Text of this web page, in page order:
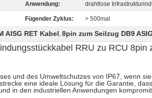
Anwendung: drahtlose
Fügender Zyklus: > 500mal
AISG RET Kabel, 8pin zum Seilzug DB9 ASIG
RRU zu RCU 8pin
und des Umweltschutzes von IP67, wenn
eine ideale Lösung für die Garantie,
in den industriellen Anwendungen